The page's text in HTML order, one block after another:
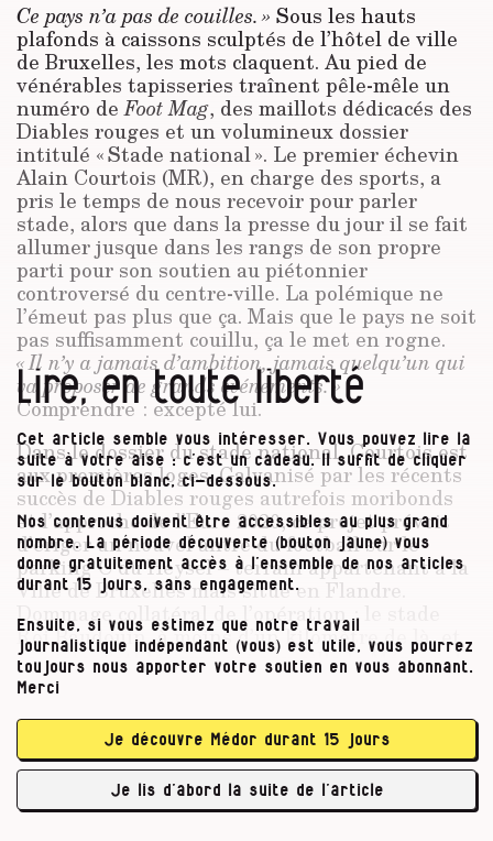
Ce pays n’a pas de couilles. » Sous les hauts
plafonds à caissons sculptés de l’hôtel de ville
de Bruxelles, les mots claquent. Au pied de
vénérables tapisseries traînent pêle-mêle un
numéro deFoot Mag, des maillots dédicacés des
Diables rouges et un volumineux dossier
intitulé « Stade national ». Le premier échevin
Alain Courtois (MR), en charge des sports, a
pris le temps de nous recevoir pour parler
stade, alors que dans la presse du jour il se fait
allumer jusque dans les rangs de son propre
parti pour son soutien au piétonnier
controversé du centre-ville. La polémique ne
l’émeut pas plus que ça. Mais que le pays ne soit
pas suffisamment couillu, ça le met en rogne.
« Il n’y a jamais d’ambition, jamais quelqu’un qui
va proposer de grands événements. »
Comprendre : excepté lui.
Dans le dossier du stade national, Courtois est
aux premières loges. Galvanisé par les récents
succès de Diables rouges autrefois moribonds
et l’approche de l’Euro 2020, ce projet prévoit
d’ériger un nouvel antre du football sur le
parking C du Heysel – terrain appartenant à la
Ville de Bruxelles mais situé en Flandre.
Dommage collatéral de l’opération : le stade
Roi Baudouin, à moins d’un kilomètre de là, et
sa piste d’athlétisme qui accueille le Mémorial
Van Damme pourraient être démolis. Aux
retrouve aussi deux fortes têtes : Guy
Vanhengel, ministre bruxellois du Budget et
des Finances, cacique de l’Open VLD, et Paul
Gheysens, …
Lire, en toute liberté
Cet article semble vous intéresser. Vous pouvez lire la
suite à votre aise : c’est un cadeau. Il suffit de cliquer
sur le bouton blanc, ci-dessous.
Nos contenus doivent être accessibles au plus grand
nombre. La période découverte (bouton jaune) vous
donne gratuitement accès à l’ensemble de nos articles
durant 15 jours, sans engagement.
Ensuite, si vous estimez que notre travail
journalistique indépendant (vous) est utile, vous pourrez
toujours nous apporter votre soutien en vous abonnant.
Merci
Je découvre Médor durant 15 jours
Je lis d’abord la suite de l’article